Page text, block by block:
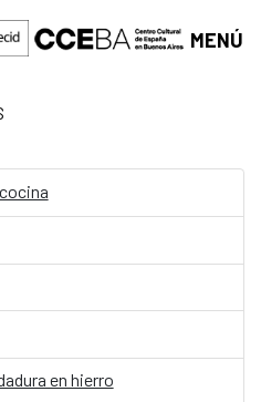
MENÚ
en hierro